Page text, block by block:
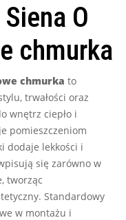
O
chmurka
chmurka to
trwałości oraz
wnętrz ciepło i
pomieszczeniom
dodaje lekkości i
się zarówno w
tworząc
Standardowy
w montażu i